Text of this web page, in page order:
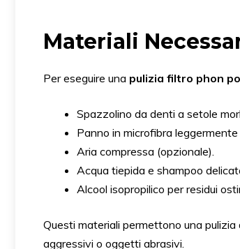
Materiali
Per eseguire una pulizia filtro phon
Spazzolino da denti a setole
Panno in microfibra leggermente
Aria compressa (opzionale).
Acqua tiepida e shampoo
Alcool isopropilico per residui
Questi materiali permettono una
aggressivi o oggetti abrasivi.